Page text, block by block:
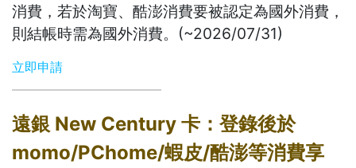
消費，若於淘寶、酷澎消費要被認定為國外消費，
則結帳時需為國外消費。(~2026/07/31)
立即申請
遠銀 New Century 卡：登錄後於
momo/PChome/蝦皮/酷澎等消費享